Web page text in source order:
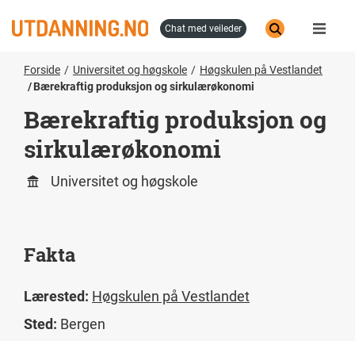
til
chat med veileder
Forside Universitet og høgskole
Høgskulen på Vestlandet
Bærekraftig produksjon og sirkulærøkonomi
Bærekraftig produksjon og
sirkulærøkonomi
Universitet og høgskole
Fakta
Lærested: Høgskulen på Vestlandet
Sted: Bergen